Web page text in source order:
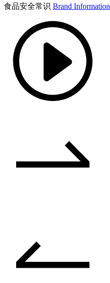
食品安全常识 Brand Information